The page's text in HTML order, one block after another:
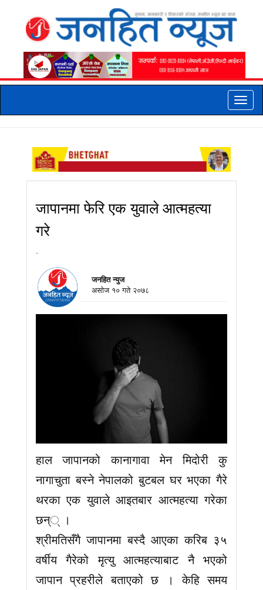
Toggle
जापानमा फेरि एक युवाले आत्महत्या
गरे
-
जनहित न्युज
असाेज १० गते २०७८
हाल जापानको कानागावा मेन मिदोरी कु
नागाचुता बस्ने नेपालको बुटबल घर भएका गैरे
थरका एक युवाले आइतबार आत्महत्या गरेका
छन्् ।
श्रीमतिसँगै जापानमा बस्दै आएका करिब ३५
वर्षीय गैरेको मृत्यु आत्महत्याबाट नै भएको
जापान प्रहरीले बताएको छ । केहि समय